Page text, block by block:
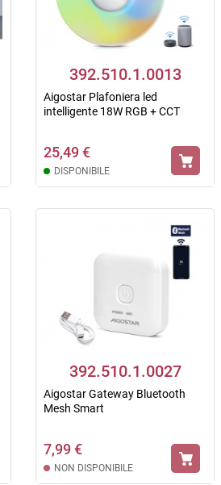
392.510.1.0013
Aigostar Plafoniera led
intelligente 18W RGB + CCT
25,49 €
DISPONIBILE
392.510.1.0027
Aigostar Gateway Bluetooth
Mesh Smart
7,99 €
NON DISPONIBILE